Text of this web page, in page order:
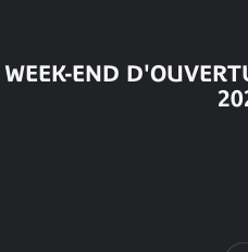
WEEK-END